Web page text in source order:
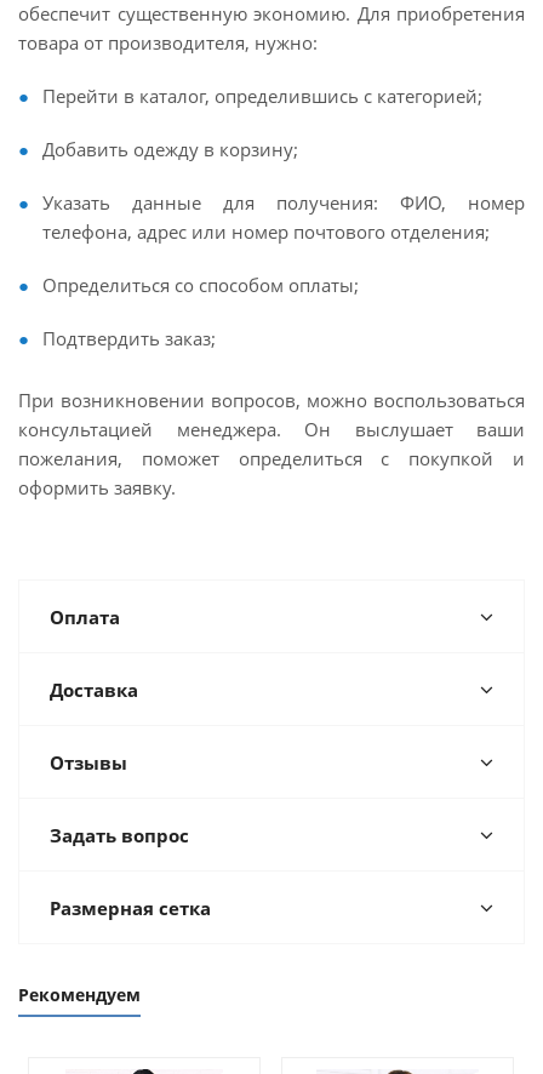
обеспечит существенную экономию. Для приобретения
товара от производителя, нужно:
Перейти в каталог, определившись с категорией;
Добавить одежду в корзину;
Указать данные для получения: ФИО, номер
телефона, адрес или номер почтового отделения;
Определиться со способом оплаты;
Подтвердить заказ;
При возникновении вопросов, можно воспользоваться
консультацией менеджера. Он выслушает ваши
пожелания, поможет определиться с покупкой и
оформить заявку.
Оплата
Доставка
Отзывы
Задать вопрос
Размерная сетка
Рекомендуем